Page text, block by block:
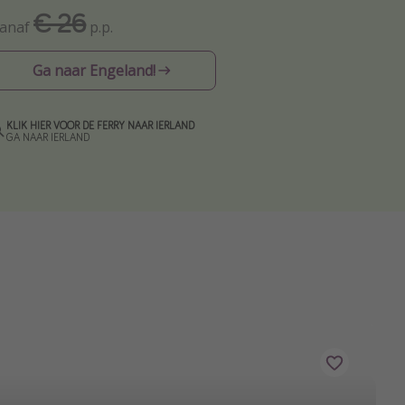
€ 26 p.p.
Ga naar Engeland!
KLIK HIER VOOR DE FERRY NAAR IERLAND
GA NAAR IERLAND